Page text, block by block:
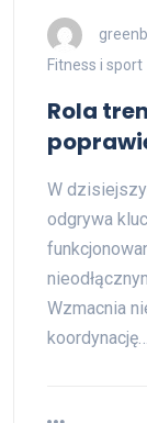
Fitness i sport
Rola
W
odgrywa
Wzmacnia
koordynację…